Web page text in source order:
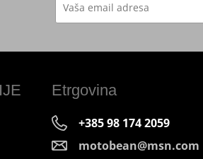
Etrgovina
+385 98 174 2059
motobean@msn.com